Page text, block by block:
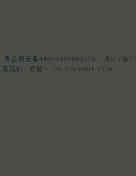
粤公网安备44010402003275 粤ICP备
系我们
客服：+86 136 0901 3320